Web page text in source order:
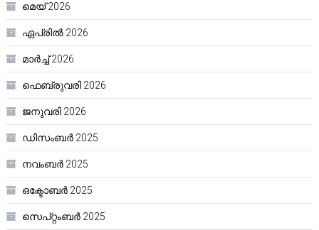
മെയ്‌ 2026
ഏപ്രിൽ 2026
മാർച്ച്‌ 2026
ഫെബ്രുവരി 2026
ജനുവരി 2026
ഡിസംബർ 2025
നവംബർ 2025
ഒക്ടോബർ 2025
സെപ്റ്റംബർ 2025